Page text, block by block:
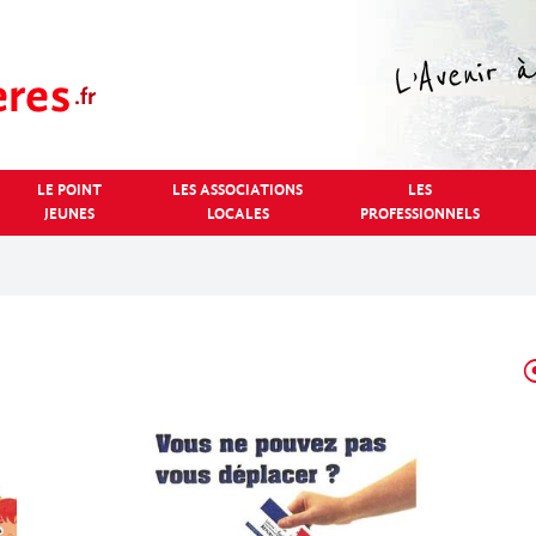
LE POINT
JEUNES
LES ASSOCIATIONS
LOCALES
LES
PROFESSIONNELS